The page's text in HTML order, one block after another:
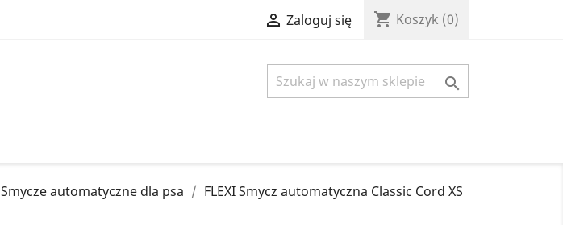
 Zaloguj się shopping_cart Koszyk (0)

Smycze automatyczne dla psa
FLEXI Smycz automatyczna Classic Cord XS